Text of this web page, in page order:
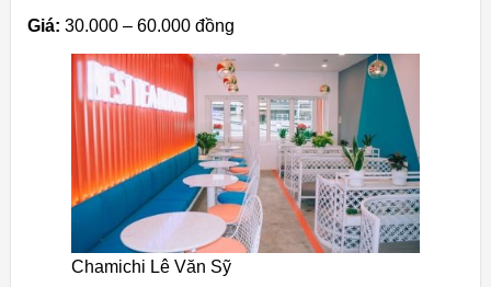
Giá: 30.000 – 60.000 đồng
Chamichi Lê Văn Sỹ